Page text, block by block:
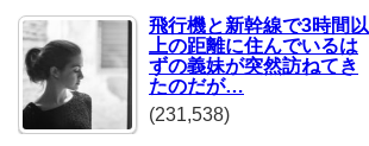
飛行機と新幹線で3時間以
上の距離に住んでいるは
ずの義妹が突然訪ねてき
たのだが…
(231,538)